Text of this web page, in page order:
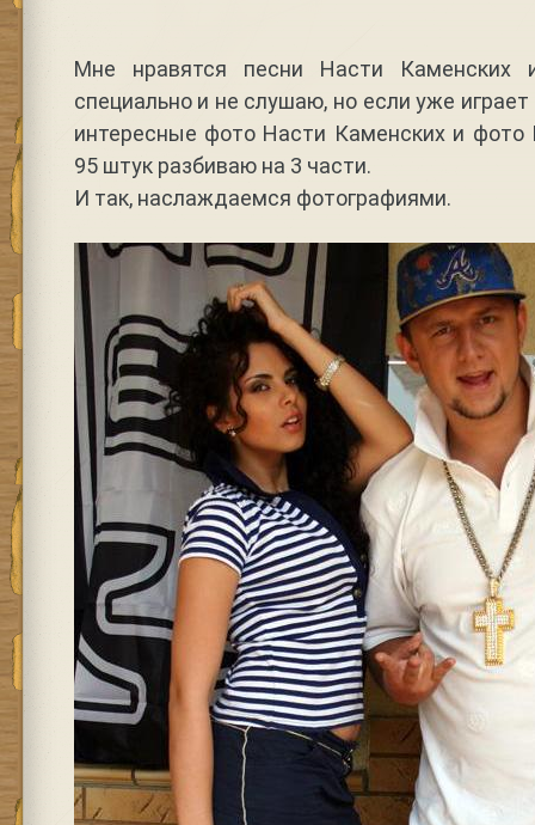
Мне нравятся песни Насти
специально и не слушаю, но если уже
интересные фото Насти Каменских и фото
95 штук разбиваю на 3 части.
И так, наслаждаемся фотографиями.